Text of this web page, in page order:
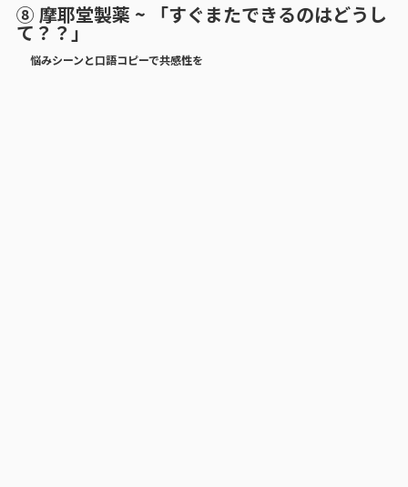
⑧ 摩耶堂製薬 ~ 「すぐまたできるのはどうし
て？？」
悩みシーンと口語コピーで共感性を